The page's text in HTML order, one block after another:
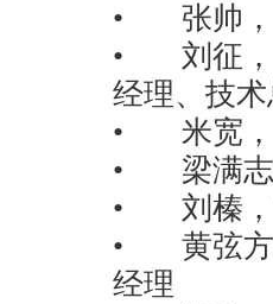
• 张帅，
• 刘征，
经理、技
• 米宽，
• 梁满志
• 刘榛，
• 黄弦方
经理